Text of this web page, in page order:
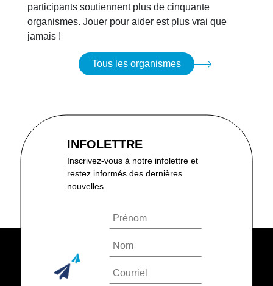
participants soutiennent plus de cinquante
organismes. Jouer pour aider est plus vrai que
jamais !
Tous les organismes
INFOLETTRE
Inscrivez-vous à notre infolettre et
restez informés des dernières
nouvelles